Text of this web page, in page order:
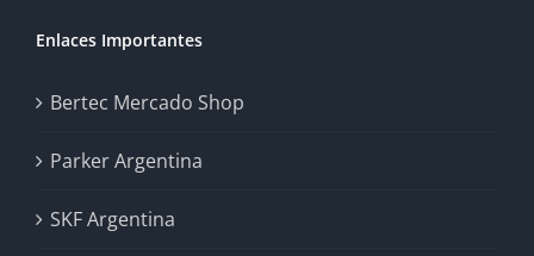
Enlaces Importantes
Bertec Mercado Shop
Parker Argentina
SKF Argentina